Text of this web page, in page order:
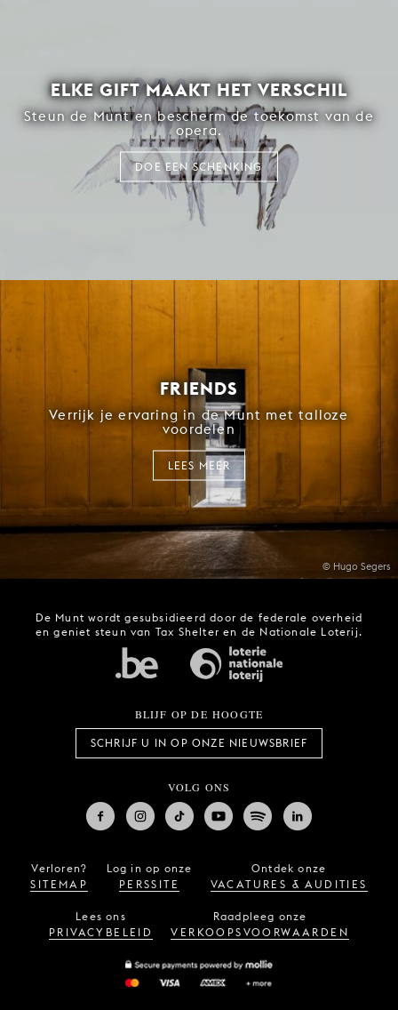
ELKE GIFT MAAKT HET VERSCHIL
Steun de Munt en bescherm de toekomst van de
opera.
DOE EEN SCHENKING
© Hugo Segers
FRIENDS
Verrijk je ervaring in de Munt met talloze
voordelen
LEES MEER
De Munt wordt gesubsidieerd door de federale overheid
en geniet steun van Tax Shelter en de Nationale Loterij.
BLIJF OP DE HOOGTE
SCHRIJF U IN OP ONZE NIEUWSBRIEF
VOLG ONS
Verloren?
SITEMAP
Log in op onze
PERSSITE
Ontdek onze
VACATURES & AUDITIES
Lees ons
PRIVACYBELEID
Raadpleeg onze
VERKOOPSVOORWAARDEN